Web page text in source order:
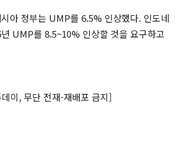
아 정부는 UMP를 6.5% 인상했다. 인도네
UMP를 8.5~10% 인상할 것을 요구하고
이, 무단 전재-재배포 금지]